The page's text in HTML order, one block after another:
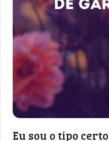
Eu sou o tipo